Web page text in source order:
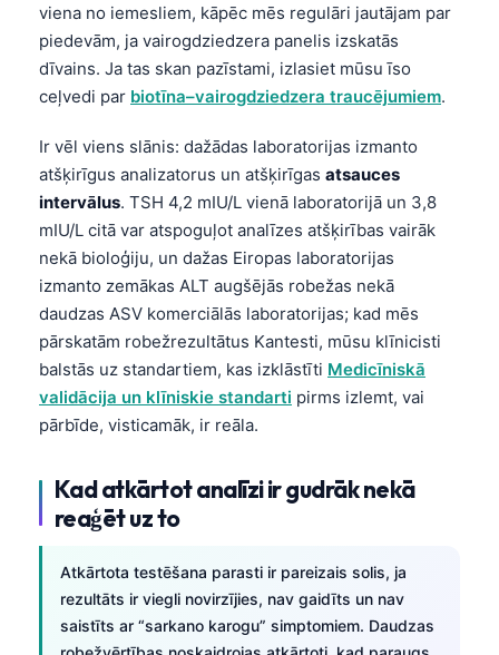
viena no iemesliem, kāpēc mēs regulāri jautājam par
piedevām, ja vairogdziedzera panelis izskatās
dīvains. Ja tas skan pazīstami, izlasiet mūsu īso
ceļvedi par biotīna–vairogdziedzera traucējumiem.
Ir vēl viens slānis: dažādas laboratorijas izmanto
atšķirīgus analizatorus un atšķirīgas atsauces
intervālus. TSH 4,2 mIU/L vienā laboratorijā un 3,8
mIU/L citā var atspoguļot analīzes atšķirības vairāk
nekā bioloģiju, un dažas Eiropas laboratorijas
izmanto zemākas ALT augšējās robežas nekā
daudzas ASV komerciālās laboratorijas; kad mēs
pārskatām robežrezultātus Kantesti, mūsu klīnicisti
balstās uz standartiem, kas izklāstīti Medicīniskā
validācija un klīniskie standarti pirms izlemt, vai
pārbīde, visticamāk, ir reāla.
Kad atkārtot analīzi ir gudrāk nekā
reaģēt uz to
Atkārtota testēšana parasti ir pareizais solis, ja
rezultāts ir viegli novirzījies, nav gaidīts un nav
saistīts ar “sarkano karogu” simptomiem. Daudzas